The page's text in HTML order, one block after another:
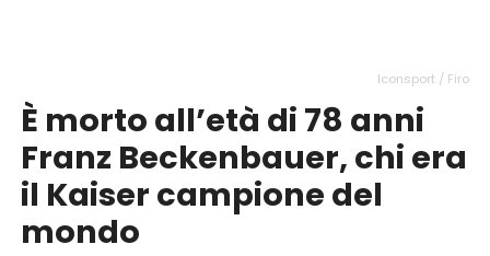
Iconsport / Firo
È morto all’età di 78 anni
Franz Beckenbauer, chi era
il Kaiser campione del
mondo